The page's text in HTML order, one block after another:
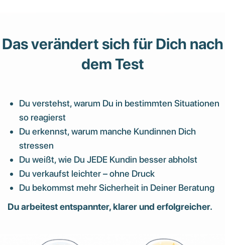
Das verändert sich für Dich nach
dem Test
Du verstehst, warum Du in bestimmten Situationen
so reagierst
Du erkennst, warum manche Kundinnen Dich
stressen
Du weißt, wie Du JEDE Kundin besser abholst
Du verkaufst leichter – ohne Druck
Du bekommst mehr Sicherheit in Deiner Beratung
Du arbeitest entspannter, klarer und erfolgreicher.